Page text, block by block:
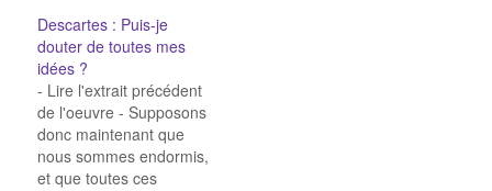
Descartes : Puis-je
douter de toutes mes
idées ?
- Lire l'extrait précédent
de l'oeuvre - Supposons
donc maintenant que
nous sommes endormis,
et que toutes ces